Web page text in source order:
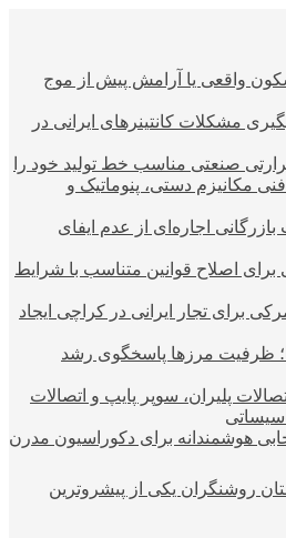
واقعی یا آرامش پیش از موج
مشکلات کانتینرهای ایرانی در
صنعتی مناسب خط تولید خود را
مکانیزم دستی، پنوماتیک و
بازرگانی اجاره‌ای از عدم ایفای
اصلاح قوانین متناسب با شرایط
برای تجار ایرانی در کراچی ایجاد
ظرفیت مرزها پاسخگوی رشد
پلیران، سوپر پایپ و اتصالات
هوشمندانه برای دکوراسیون مدرن
روشنگران یکی از پیشروترین